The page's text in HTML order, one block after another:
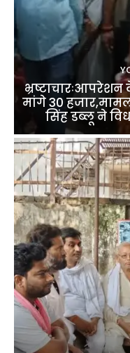
मांगे 30
सिंह डब्लू ने